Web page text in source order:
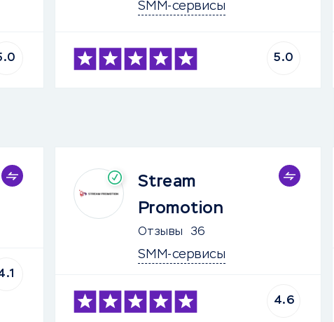
SMM-сервисы
5.0
Stream
Promotion
Отзывы 36
SMM-сервисы
4.6